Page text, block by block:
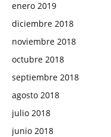
enero 2019
diciembre 2018
noviembre 2018
octubre 2018
septiembre 2018
agosto 2018
julio 2018
junio 2018